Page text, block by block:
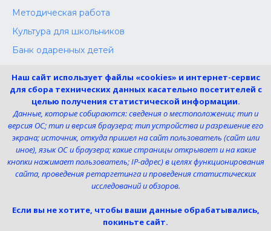
Методическая работа
Культура для школьников
Банк одаренных детей
Независимая оценка
Меры поддержки участников СВО
Телефон:
8 (4725) 240725
Электронная почта:
uk-dshi1@belgov.ru
Наш сайт использует файлы «cookies» и интернет-сервис
для сбора технических данных касательно посетителей с
целью получения статистической информации.
Данные, которые собираются: сведения о местоположении; тип и
версия ОС; тип и версия браузера; тип устройства и разрешение его
экрана; источник, откуда пришел на сайт пользователь (сайт или
иное), язык ОС и браузера; какие страницы открывает и на какие
кнопки нажимает пользователь; IP-адрес) в целях функционирования
сайта, проведения ретаргетинга и проведения статистических
исследований и обзоров.
Если вы не хотите, чтобы ваши данные обрабатывались,
покиньте сайт.